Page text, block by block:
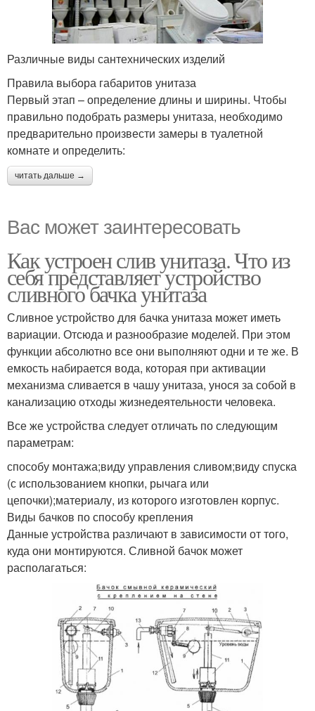
Различные виды сантехнических изделий
Правила выбора габаритов унитаза
Первый этап – определение длины и ширины. Чтобы
правильно подобрать размеры унитаза, необходимо
предварительно произвести замеры в туалетной
комнате и определить:
читать дальше →
Вас может заинтересовать
Как устроен слив унитаза. Что из
себя представляет устройство
сливного бачка унитаза
Сливное устройство для бачка унитаза может иметь
вариации. Отсюда и разнообразие моделей. При этом
функции абсолютно все они выполняют одни и те же. В
емкость набирается вода, которая при активации
механизма сливается в чашу унитаза, унося за собой в
канализацию отходы жизнедеятельности человека.
Все же устройства следует отличать по следующим
параметрам:
способу монтажа;виду управления сливом;виду спуска
(с использованием кнопки, рычага или
цепочки);материалу, из которого изготовлен корпус.
Виды бачков по способу крепления
Данные устройства различают в зависимости от того,
куда они монтируются. Сливной бачок может
располагаться: